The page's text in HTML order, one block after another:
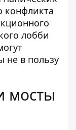
конфликта
лобби
не в пользу
мосты